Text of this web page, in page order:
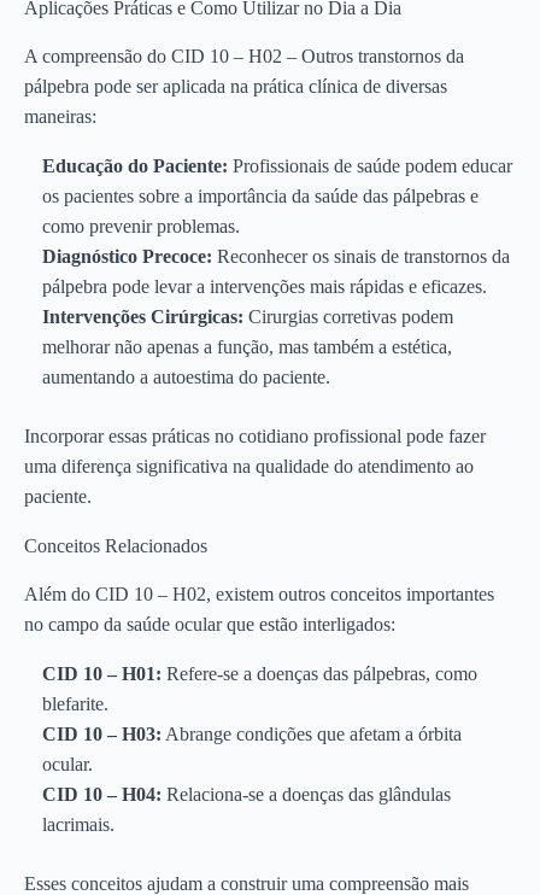
Aplicações Práticas e Como Utilizar no Dia a Dia
A compreensão do CID 10 – H02 – Outros transtornos da
pálpebra pode ser aplicada na prática clínica de diversas
maneiras:
Educação do Paciente: Profissionais de saúde podem educar
os pacientes sobre a importância da saúde das pálpebras e
como prevenir problemas.
Diagnóstico Precoce: Reconhecer os sinais de transtornos da
pálpebra pode levar a intervenções mais rápidas e eficazes.
Intervenções Cirúrgicas: Cirurgias corretivas podem
melhorar não apenas a função, mas também a estética,
aumentando a autoestima do paciente.
Incorporar essas práticas no cotidiano profissional pode fazer
uma diferença significativa na qualidade do atendimento ao
paciente.
Conceitos Relacionados
Além do CID 10 – H02, existem outros conceitos importantes
no campo da saúde ocular que estão interligados:
CID 10 – H01: Refere-se a doenças das pálpebras, como
blefarite.
CID 10 – H03: Abrange condições que afetam a órbita
ocular.
CID 10 – H04: Relaciona-se a doenças das glândulas
lacrimais.
Esses conceitos ajudam a construir uma compreensão mais